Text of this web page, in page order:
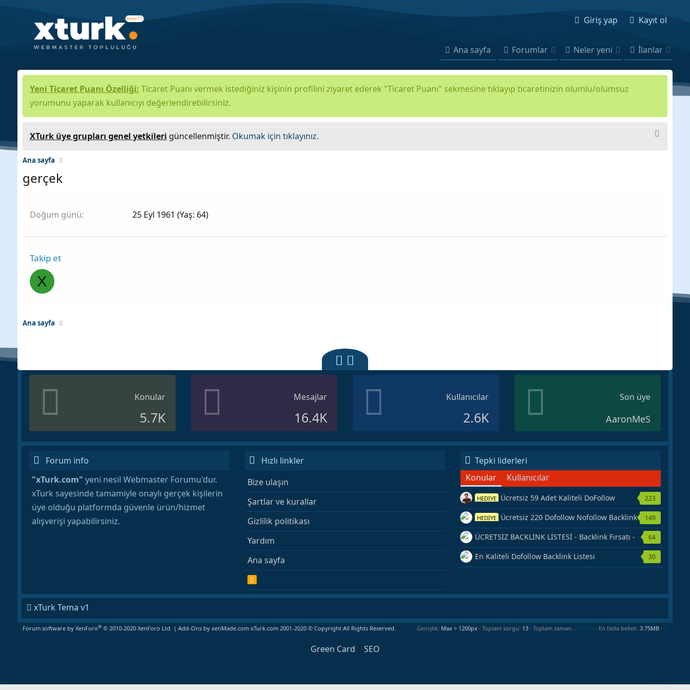
Giriş yap Kayıt ol
Ana sayfa Forumlar Neler yeni İlanlar
Yeni Ticaret Puanı Özelliği: Ticaret Puanı vermek istediğiniz kişinin profilini ziyaret ederek "Ticaret Puanı" sekmesine tıklayıp ticaretinizin olumlu/olumsuz
yorumunu yaparak kullanıcıyı değerlendirebilirsiniz.
XTurk üye grupları genel yetkileri güncellenmiştir. Okumak için tıklayınız.
Ana sayfa
gerçek
Doğum günü 25 Eyl 1961 (Yaş: 64)
Takip et
X
Ana sayfa
Konular
5.7K
Mesajlar
16.4K
Kullanıcılar
2.6K
Son üye
AaronMeS
Forum info
"xTurk.com" yeni nesil Webmaster Forumu'dur.
xTurk sayesinde tamamiyle onaylı gerçek kişilerin
üye olduğu platformda güvenle ürün/hizmet
alışverişi yapabilirsiniz.
Hızlı linkler
Bize ulaşın
Şartlar ve kurallar
Gizlilik politikası
Yardım
Ana sayfa
R
S
S
Tepki liderleri
Konular
Kullanıcılar
HEDİYE Ücretsiz 59 Adet Kaliteli DoFollow
Backlink Kaynağı Veriyorum.
223
HEDİYE Ücretsiz 220 Dofollow Nofollow Backlink
Veriyorum
149
ÜCRETSİZ BACKLİNK LİSTESİ - Backlink Fırsatı -
Hemen Yetiş!
64
En Kaliteli Dofollow Backlink Listesi 30
xTurk Tema v1
Forum software by XenForo® © 2010-2020 XenForo Ltd. | Add-Onsby xenMade.com xTurk.com 2001-2020 © Copyright All Rights Reserved. Genişlik Toplam sorgu 13 Toplam zaman 0.0759s En fazla bellek 3.75MB
Green Card | SEO